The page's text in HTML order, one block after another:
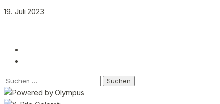
19. Juli 2023
Suchen
nach: